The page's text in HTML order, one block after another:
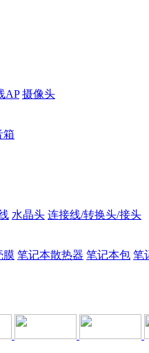
AP 摄像头
箱
水晶头 连接线/转换头/接头
膜 笔记本散热器 笔记本包 笔